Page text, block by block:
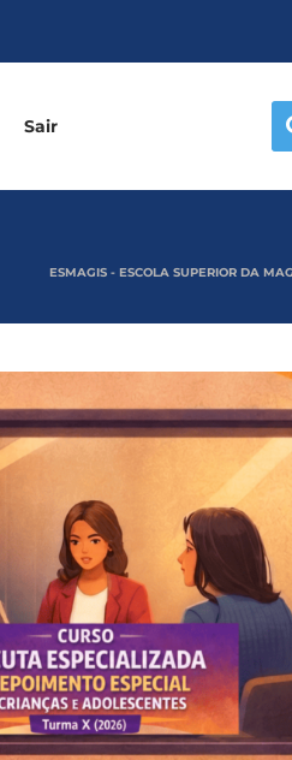
Sair
ESMAGIS - ESCOLA SUPERIOR DA